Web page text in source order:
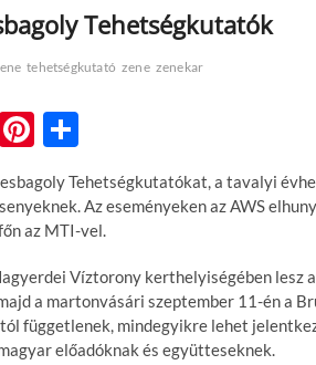
Tehetségkutatók
tehetségkutató zene zenekar
T
Pi
nt
er
es
t
ss
za
m
e
g
Tehetségkutatókat, a tavalyi
Az eseményeken az AWS
az MTI-vel.
Víztorony kerthelyiségében lesz
a martonvásári szeptember 11-én a
függetlenek, mindegyikre lehet
előadóknak és együtteseknek.